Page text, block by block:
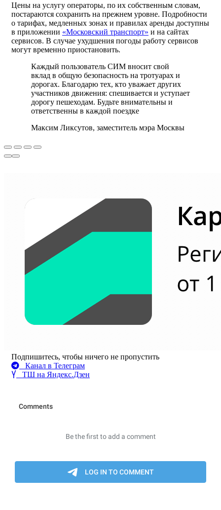
Цены на услугу операторы, по их собственным словам,
постараются сохранить на прежнем уровне. Подробности
о тарифах, медленных зонах и правилах аренды доступны
в приложении «Московский транспорт» и на сайтах
сервисов. В случае ухудшения погоды работу сервисов
могут временно приостановить.
Каждый пользователь СИМ вносит свой
вклад в общую безопасность на тротуарах и
дорогах. Благодарю тех, кто уважает других
участников движения: спешивается и уступает
дорогу пешеходам. Будьте внимательны и
ответственны в каждой поездке
Максим Ликсутов, заместитель мэра Москвы
Подпишитесь, чтобы ничего не пропустить
Канал в Телеграм
ТШ на Яндекс.Дзен